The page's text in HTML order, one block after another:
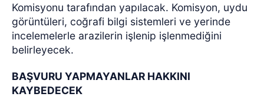
Komisyonu tarafından yapılacak. Komisyon, uydu
görüntüleri, coğrafi bilgi sistemleri ve yerinde
incelemelerle arazilerin işlenip işlenmediğini
belirleyecek.
BAŞVURU YAPMAYANLAR HAKKINI
KAYBEDECEK